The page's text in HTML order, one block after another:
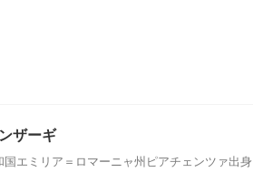
ザーギ
エミリア＝ロマーニャ州ピアチェンツァ出身